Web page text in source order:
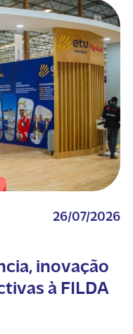
26/07/2026
inovação
à FILDA